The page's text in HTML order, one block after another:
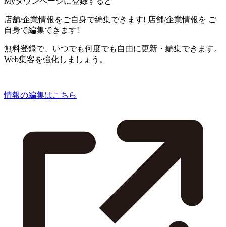
店舗/企業情報をご自身で編集できます! 店舗/企業情報を ご
自身で編集できます!
無料登録で、いつでも何度でも自由に更新・編集できます。
Web集客を強化しましょう。
情報の編集はこちら